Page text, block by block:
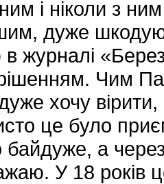
і ніколи з
дуже
в журналі
Чим
хочу
це було
а
У 18 років